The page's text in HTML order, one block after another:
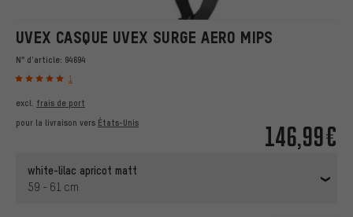
UVEX CASQUE UVEX SURGE AERO MIPS
N° d'article: 94694
1
146,99€
excl. frais de port
pour la livraison vers États-Unis
white-lilac apricot matt
59 - 61 cm